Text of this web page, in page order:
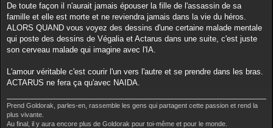
De toute façon il n'aurait jamais épouser la fille de l'assassin de sa
famille et elle est morte et ne reviendra jamais dans la vie du héros.
ALORS QUAND vous voyez des dessins d'une certaine malade mentale
qui poste des dessins de Végalia et Actarus dans une suite, c'est juste
son cerveau malade qui imagine avec l'IA.
L'amour véritable c'est courir l'un vers l'autre et se prendre dans les bras.
ACTARUS ne fera ça qu'avec NAIDA.
Prend Goldorak, parles-en, rassemble les gens qui partagent cette passion et rend la
plus vivante.
Au final, il y aura encore plus de Goldorak pour toi-même et pour le monde.